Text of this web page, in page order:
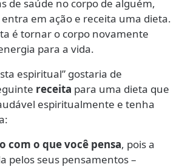
de saúde no corpo de alguém,
em ação e receita uma dieta.
é tornar o corpo novamente
para a vida.
espiritual” gostaria de
receita para uma dieta que
espiritualmente e tenha
com o que você pensa, pois a
pelos seus pensamentos –